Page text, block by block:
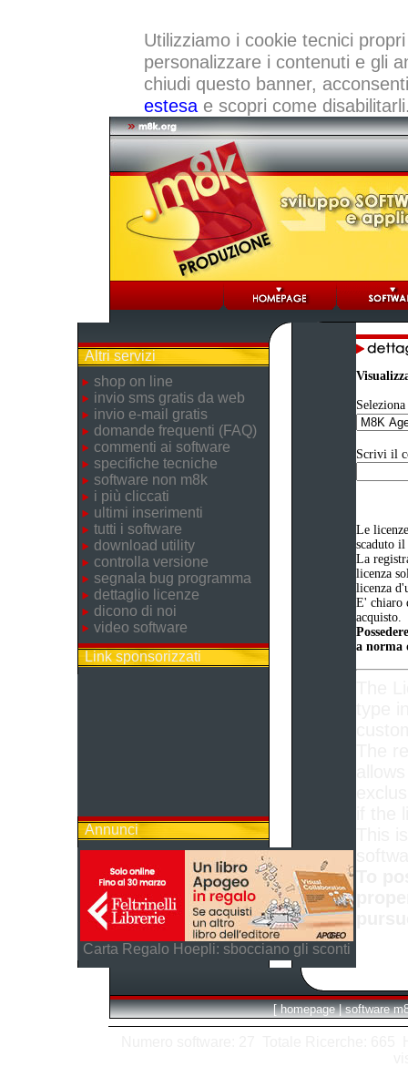
Utilizziamo i cookie tecnici
personalizzare i contenuti e gli
chiudi questo banner,
estesae scopri come
Altri servizi
shop on line
invio sms gratis da web
invio e-mail gratis
domande frequenti (FAQ)
commenti ai software
specifiche tecniche
software non m8k
i più cliccati
ultimi inserimenti
tutti i software
download utility
controlla versione
segnala bug programma
dettaglio licenze
dicono di noi
video software
Link sponsorizzati
Annunci
Carta Regalo Hoepli: sbocciano gli sconti
Scrivi il
Le
scaduto
La
licenza
licenza
E' chiaro
acquisto.
a norma
[ homepage | software